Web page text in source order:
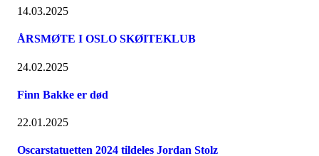
14.03.2025
ÅRSMØTE I OSLO SKØITEKLUB
24.02.2025
Finn Bakke er død
22.01.2025
Oscarstatuetten 2024 tildeles Jordan Stolz